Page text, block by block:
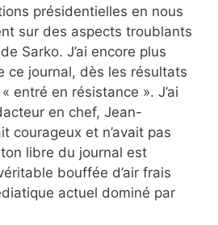
présidentielles en nous
sur des aspects troublants
Sarko. J’ai encore plus
ce journal, dès les résultats
entré en résistance ». J’ai
en chef, Jean-
courageux et n’avait pas
libre du journal est
bouffée d’air frais
actuel dominé par